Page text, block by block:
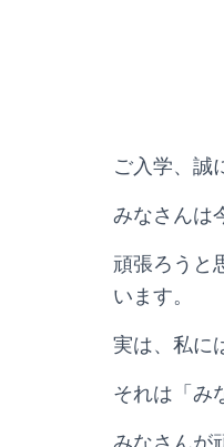
ご入学、誠
みなさんは
頑張ろうと
います。
実は、私に
それは「み
みなさんが